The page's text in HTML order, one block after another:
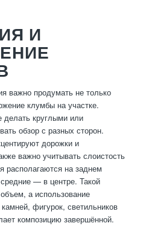
И
важно продумать не только
клумбы на участке.
круглыми или
обзор с разных сторон.
дорожки и
важно учитывать слоистость
располагаются на заднем
— в центре. Такой
а использование
фигурок, светильников
композицию завершённой.